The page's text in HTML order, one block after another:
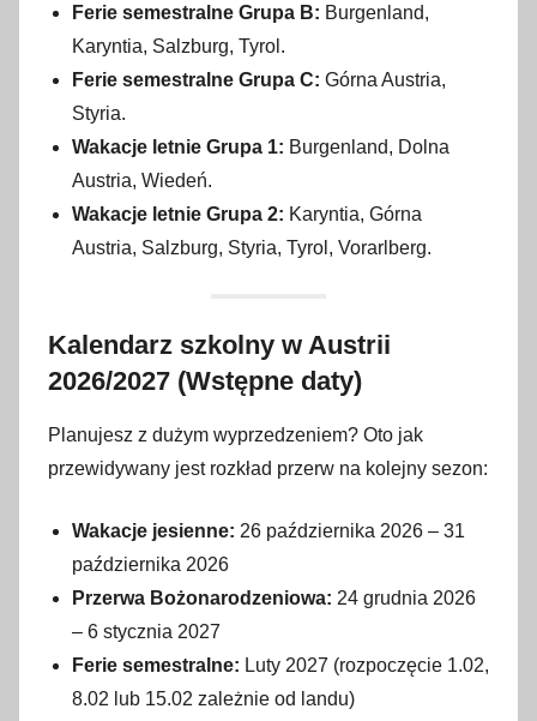
Ferie semestralne Grupa B: Burgenland,
Karyntia, Salzburg, Tyrol.
Ferie semestralne Grupa C: Górna Austria,
Styria.
Wakacje letnie Grupa 1: Burgenland, Dolna
Austria, Wiedeń.
Wakacje letnie Grupa 2: Karyntia, Górna
Austria, Salzburg, Styria, Tyrol, Vorarlberg.
Kalendarz szkolny w Austrii
2026/2027 (Wstępne daty)
Planujesz z dużym wyprzedzeniem? Oto jak
przewidywany jest rozkład przerw na kolejny sezon:
Wakacje jesienne: 26 października 2026 – 31
października 2026
Przerwa Bożonarodzeniowa: 24 grudnia 2026
– 6 stycznia 2027
Ferie semestralne: Luty 2027 (rozpoczęcie 1.02,
8.02 lub 15.02 zależnie od landu)